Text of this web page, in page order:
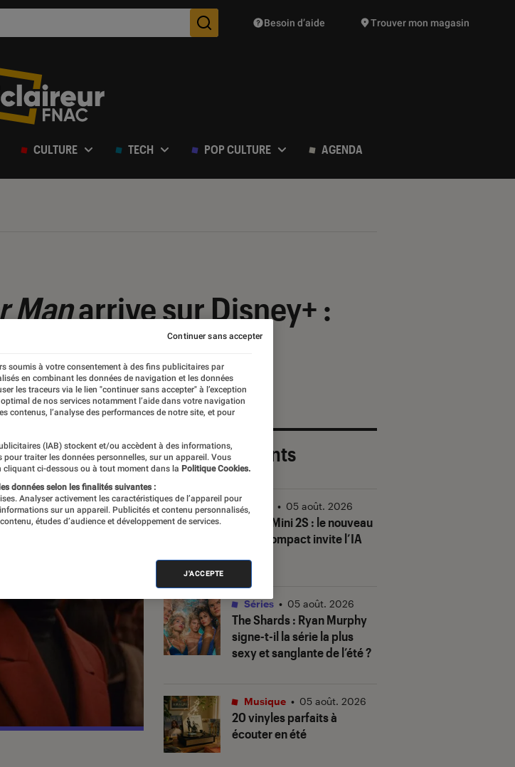
Des suggestions de produits vont vous être proposées
Besoin d’aide Trouver mon magasin
CULTURE TECH POP CULTURE AGENDA
Manarrive sur Disney+ :
Les plus récents
DJI Mic Mini 2S : le nouveau
micro compact invite l’IA
Vidéo • 05 août. 2026
The Shards: Ryan Murphy
signe-t-il la série la plus
sexy et sanglante de l’été ?
Séries • 05 août. 2026
20 vinyles parfaits à
écouter en été
Musique • 05 août. 2026
soumis à votre consentement à des fins publicitaires par
en combinant les données de navigation et les données
les traceurs via le lien "continuer sans accepter" à l’exception
de nos services notamment l’aide dans votre navigation
contenus, l’analyse des performances de notre site, et pour
(IAB) stockent et/ou accèdent à des informations,
traiter les données personnelles, sur un appareil. Vous
cliquant ci-dessous ou à tout moment dans la Politique Cookies.
données selon les finalités suivantes :
Analyser activement les caractéristiques de l’appareil pour
sur un appareil. Publicités et contenu personnalisés,
études d’audience et développement de services.
J'ACCEPTE
Continuer sans accepter